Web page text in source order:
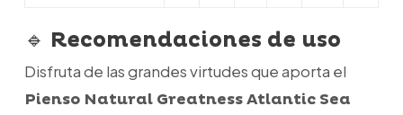
🔹 Recomendaciones de uso
Disfruta de las grandes virtudes que aporta el
Pienso Natural Greatness Atlantic Sea